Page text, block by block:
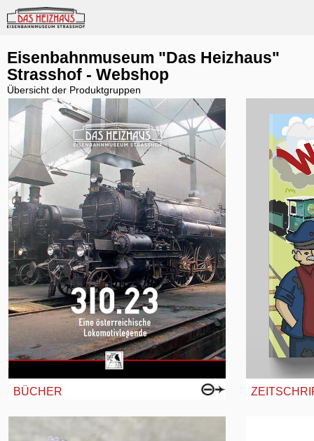
Eisenbahnmuseum "Das Heizhaus"
Strasshof - Webshop
Übersicht der Produktgruppen
BÜCHER